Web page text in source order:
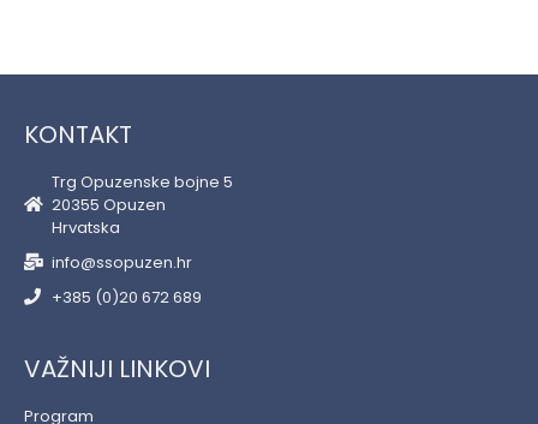
KONTAKT
Trg Opuzenske bojne 5
20355 Opuzen
Hrvatska
info@ssopuzen.hr
+385 (0)20 672 689
VAŽNIJI LINKOVI
Program